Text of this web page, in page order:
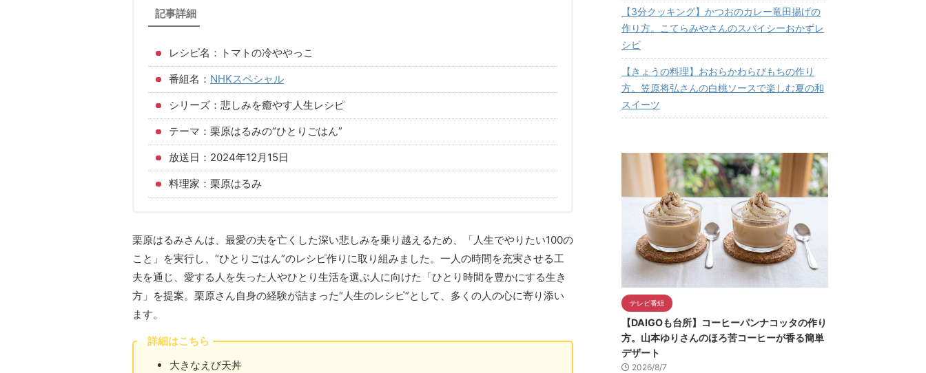
記事詳細
レシピ名：トマトの冷ややっこ
番組名： NHKスペシャル
シリーズ：悲しみを癒やす人生レシピ
テーマ：栗原はるみの“ひとりごはん”
放送日：2024年12月15日
料理家：栗原はるみ
栗原はるみさんは、最愛の夫を亡くした深い悲しみを乗り越えるため、「人生でやりたい100の
こと」を実行し、“ひとりごはん”のレシピ作りに取り組みました。一人の時間を充実させる工
夫を通じ、愛する人を失った人やひとり生活を選ぶ人に向けた「ひとり時間を豊かにする生き
方」を提案。栗原さん自身の経験が詰まった“人生のレシピ”として、多くの人の心に寄り添い
ます。
詳細はこちら
大きなえび天丼
【3分クッキング】かつおのカレー竜田揚げの
作り方。こてらみやさんのスパイシーおかずレ
シピ
【きょうの料理】おおらかわらびもちの作り
方。笠原将弘さんの白桃ソースで楽しむ夏の和
スイーツ
テレビ番組
【DAIGOも台所】コーヒーパンナコッタの作り
方。山本ゆりさんのほろ苦コーヒーが香る簡単
デザート
2026/8/7